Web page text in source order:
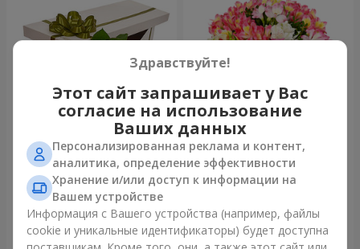
Цветы в коробке "15
розовых роз"
2 540 грн
Заказать
Букет "Сказка для двоих!"
Заказать
Здравствуйте!
Этот сайт запрашивает у Вас
согласие на использование
Ваших данных
Персонализированная реклама и контент,
аналитика, определение эффективности
Хранение и/или доступ к информации на
Вашем устройстве
Информация с Вашего устройства (например, файлы
cookie и уникальные идентификаторы) будет доступна